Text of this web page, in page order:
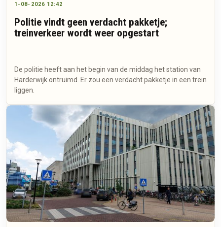
1-08-2026 12:42
Politie vindt geen verdacht pakketje;
treinverkeer wordt weer opgestart
De politie heeft aan het begin van de middag het station van
Harderwijk ontruimd. Er zou een verdacht pakketje in een trein
liggen.